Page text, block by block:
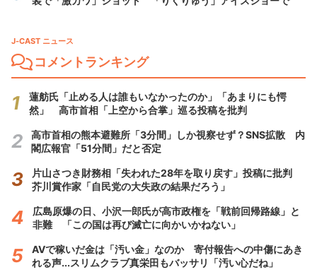
J-CAST ニュース
コメントランキング
蓮舫氏「止める人は誰もいなかったのか」「あまりにも愕
然」 高市首相「上空から合掌」巡る投稿を批判
高市首相の熊本避難所「3分間」しか視察せず？SNS拡散 内
閣広報官「51分間」だと否定
片山さつき財務相「失われた28年を取り戻す」投稿に批判
芥川賞作家「自民党の大失政の結果だろう」
広島原爆の日、小沢一郎氏が高市政権を「戦前回帰路線」と
非難 「この国は再び滅亡に向かいかねない」
AVで稼いだ金は「汚い金」なのか 寄付報告への中傷にあき
れる声...スリムクラブ真栄田もバッサリ「汚い心だね」